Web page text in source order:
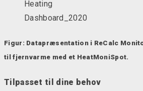
Figur: Datapræsentation i ReCalc
til fjernvarme med et HeatMoniSpot.
Tilpasset til dine behov